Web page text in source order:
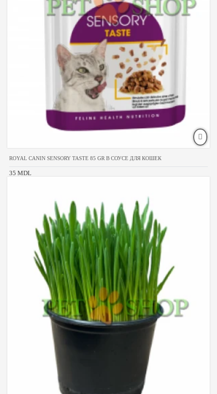
ROYAL CANIN SENSORY TASTE 85 GR В СОУСЕ ДЛЯ КОШЕК
35 MDL